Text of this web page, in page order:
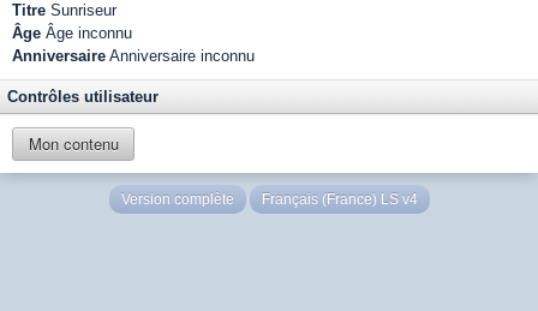
Titre Sunriseur
Âge Âge inconnu
Anniversaire Anniversaire inconnu
Contrôles utilisateur
Mon contenu
Version complète Français (France) LS v4